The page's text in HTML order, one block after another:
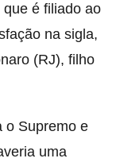
é filiado ao
na sigla,
(RJ), filho
o Supremo e
uma